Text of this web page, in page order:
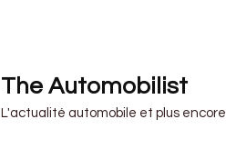
The Automobilist
L'actualité automobile et plus encore